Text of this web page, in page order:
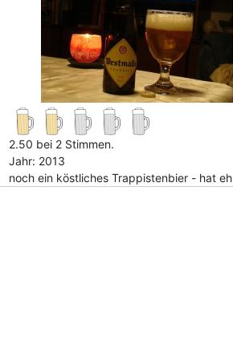
2.50 bei 2 Stimmen.
Jahr: 2013
noch ein köstliches Trappistenbier - hat